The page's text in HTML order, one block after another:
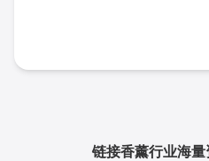
链接香薰行业海